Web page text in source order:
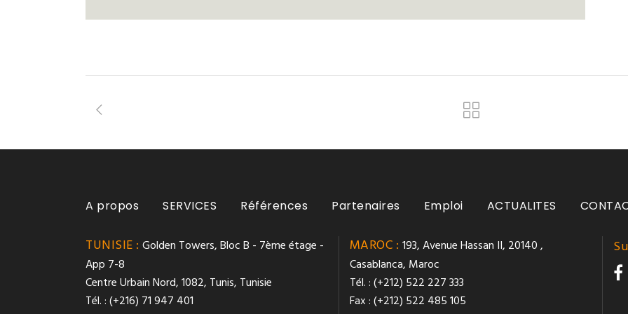
A propos SERVICES Références Partenaires Emploi ACTUALITES
TUNISIE : Golden Towers, Bloc B - 7ème étage -
App 7-8
Centre Urbain Nord, 1082, Tunis, Tunisie
Tél. : (+216) 71 947 401
MAROC : 193, Avenue Hassan II, 20140 ,
Casablanca, Maroc
Tél. : (+212) 522 227 333
Fax : (+212) 522 485 105